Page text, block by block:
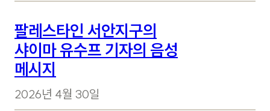
팔레스타인 서안지구의
샤이마 유수프 기자의 음성
메시지
2026년 4월 30일